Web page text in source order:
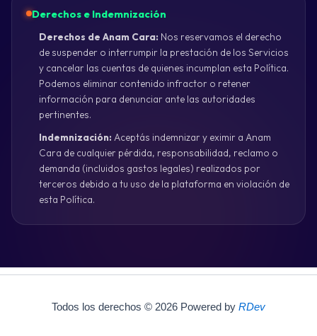
Derechos e Indemnización
Derechos de Anam Cara: Nos reservamos el derecho
de suspender o interrumpir la prestación de los Servicios
y cancelar las cuentas de quienes incumplan esta Política.
Podemos eliminar contenido infractor o retener
información para denunciar ante las autoridades
pertinentes.
Indemnización: Aceptás indemnizar y eximir a Anam
Cara de cualquier pérdida, responsabilidad, reclamo o
demanda (incluidos gastos legales) realizados por
terceros debido a tu uso de la plataforma en violación de
esta Política.
Todos los derechos © 2026 Powered by RDev